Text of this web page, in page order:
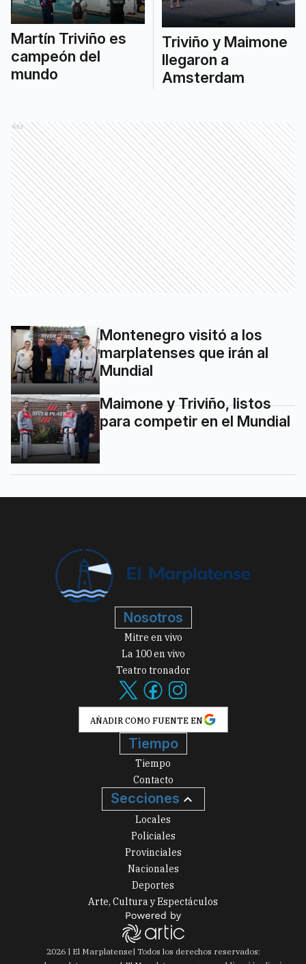
Martín Triviño es
campeón del
mundo
Triviño y Maimone
llegaron a
Amsterdam
Ads
Montenegro visitó a los
marplatenses que irán al
Mundial
Maimone y Triviño, listos
para competir en el Mundial
Nosotros
Mitre en vivo
La 100 en vivo
Teatro tronador
AÑADIR COMO FUENTE EN
Tiempo
Tiempo
Contacto
Secciones
Locales
Policiales
Provinciales
Nacionales
Deportes
Arte, Cultura y Espectáculos
2026| El Marplatense| Todos los derechos reservados: